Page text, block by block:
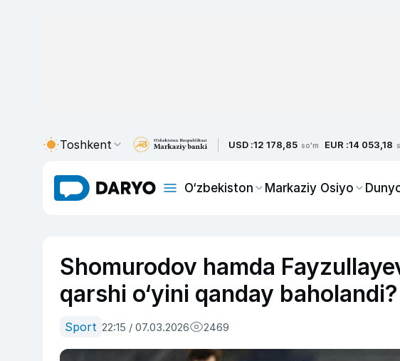
Toshkent USD :12 178,85 so'm EUR :14 053,18
O‘zbekiston Markaziy Osiyo
Shomurodov hamda
qarshi o‘yini qanday baholandi?
Sport 22:15 / 07.03.2026 2469